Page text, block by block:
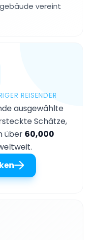
vereint
REISENDER
ausgewählte
Schätze,
über 60,000